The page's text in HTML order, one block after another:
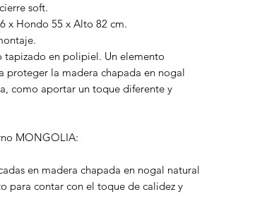
soft.
x Hondo 55 x Alto 82 cm.
tapizado en polipiel. Un elemento
proteger la madera chapada en nogal
como aportar un toque diferente y
MONGOLIA:
en madera chapada en nogal natural
para contar con el toque de calidez y